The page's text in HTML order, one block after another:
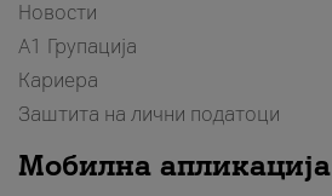
Новости
А1 Групација
Кариера
Заштита на лични податоци
Мобилна апликација